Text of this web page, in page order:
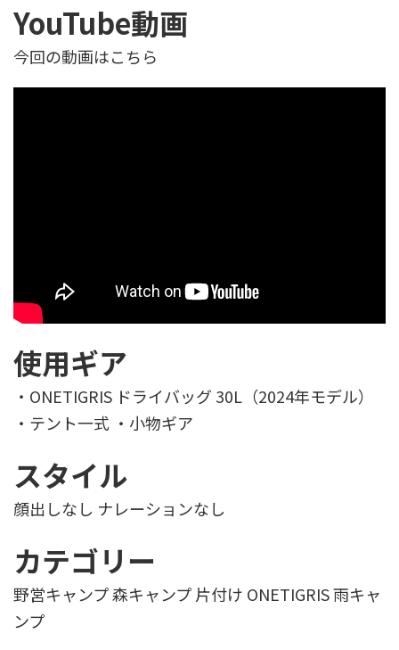
YouTube動画
今回の動画はこちら
使用ギア
・ONETIGRIS ドライバッグ 30L（2024年モデル）
・テント一式 ・小物ギア
スタイル
顔出しなし ナレーションなし
カテゴリー
野営キャンプ 森キャンプ 片付け ONETIGRIS 雨キャ
ンプ